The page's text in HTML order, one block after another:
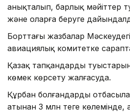
анықталып, барлық мәйіттер
және оларға беруге
Борттағы жазбалар
авиациялық комитетке
Қазақ тапқандардың
көмек көрсету жалғасуда.
Құрбан болғандардың
атынан 3 млн теңге көлемінде,